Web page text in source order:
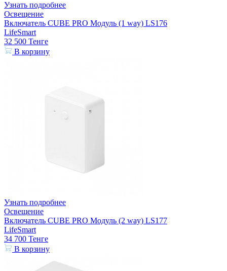
Узнать подробнее
Освещение
Включатель CUBE PRO Модуль (1 way) LS176
LifeSmart
32 500 Тенге
В корзину
Узнать подробнее
Освещение
Включатель CUBE PRO Модуль (2 way) LS177
LifeSmart
34 700 Тенге
В корзину